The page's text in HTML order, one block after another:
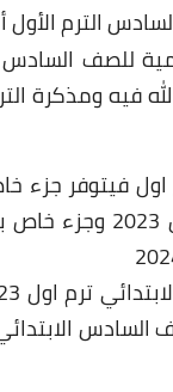
الترم
للصف السادس
بارك الله فيه
اول فيتوفر
التربية الدينية